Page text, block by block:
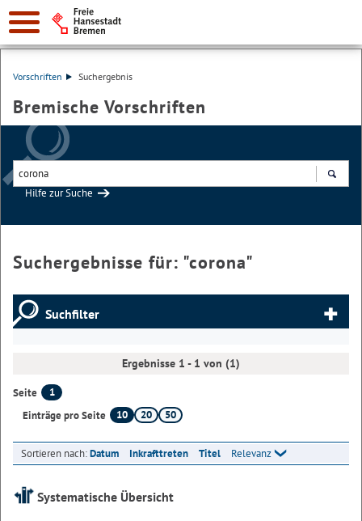
Vorschriften Suchergebnis
Bremische Vorschriften
Hilfe zur Suche
Suchergebnisse für: "corona"
Suchfilter
Ergebnisse 1 - 1 von (1)
Seite
1
Einträge pro Seite
10 20 50
Sortieren nach:Datum Inkrafttreten Titel Relevanz
Systematische Übersicht